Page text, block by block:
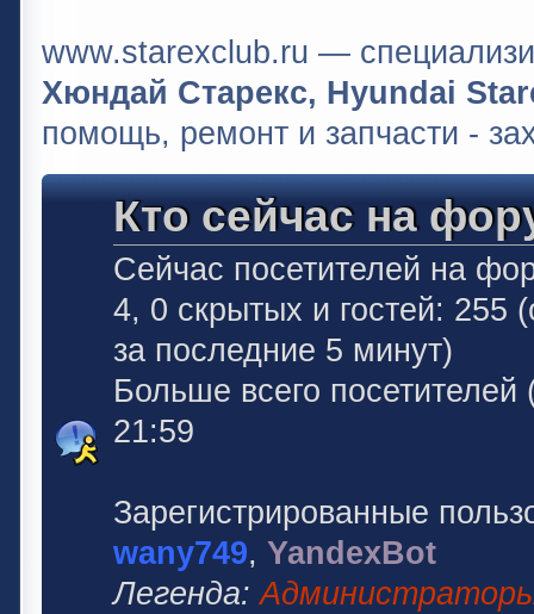
www.starexclub.ru —
Хюндай Старекс, Hyundai
помощь, ремонт и запчасти -
Кто сейчас на
Сейчас посетителей на
4, 0 скрытых и гостей: 255
за последние 5 минут)
Больше всего посетителей
21:59
Зарегистрированные
wany749, YandexBot
Легенда: